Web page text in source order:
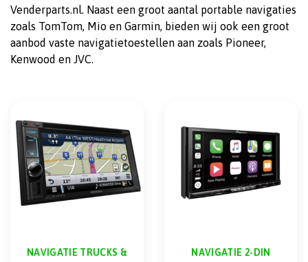
Venderparts.nl. Naast een groot aantal portable navigaties
zoals TomTom, Mio en Garmin, bieden wij ook een groot
aanbod vaste navigatietoestellen aan zoals Pioneer,
Kenwood en JVC.
NAVIGATIE TRUCKS &
NAVIGATIE 2-DIN